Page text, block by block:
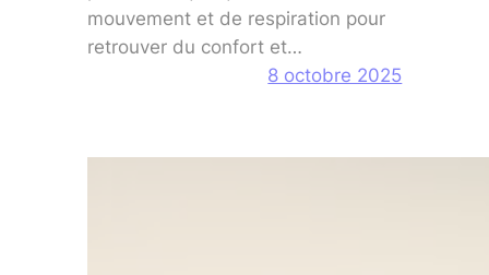
mouvement et de respiration pour
retrouver du confort et…
8 octobre 2025